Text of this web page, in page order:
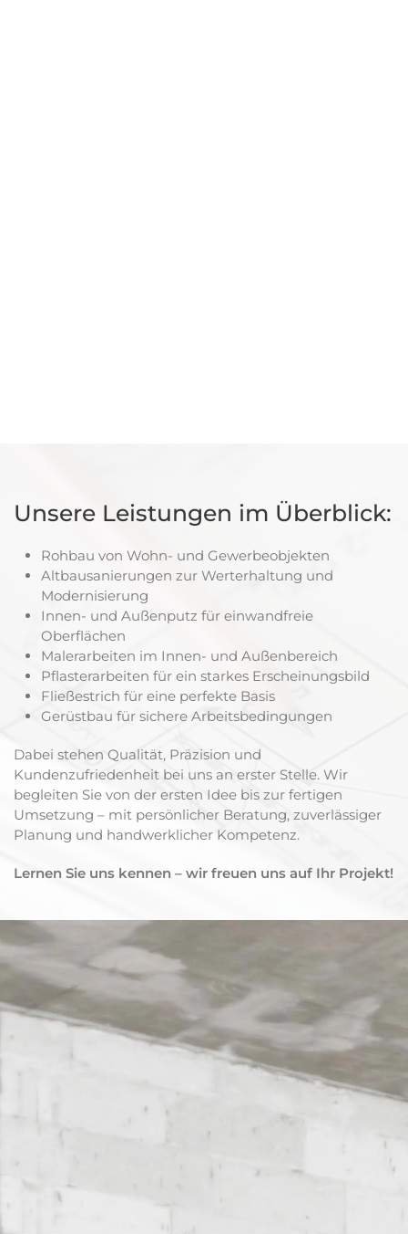
Unsere Leistungen im Überblick:
Rohbau von Wohn- und Gewerbeobjekten
Altbausanierungen zur Werterhaltung und
Modernisierung
Innen- und Außenputz für einwandfreie
Oberflächen
Malerarbeiten im Innen- und Außenbereich
Pflasterarbeiten für ein starkes Erscheinungsbild
Fließestrich für eine perfekte Basis
Gerüstbau für sichere Arbeitsbedingungen
Dabei stehen Qualität, Präzision und
Kundenzufriedenheit bei uns an erster Stelle. Wir
begleiten Sie von der ersten Idee bis zur fertigen
Umsetzung – mit persönlicher Beratung, zuverlässiger
Planung und handwerklicher Kompetenz.
Lernen Sie uns kennen – wir freuen uns auf Ihr Projekt!